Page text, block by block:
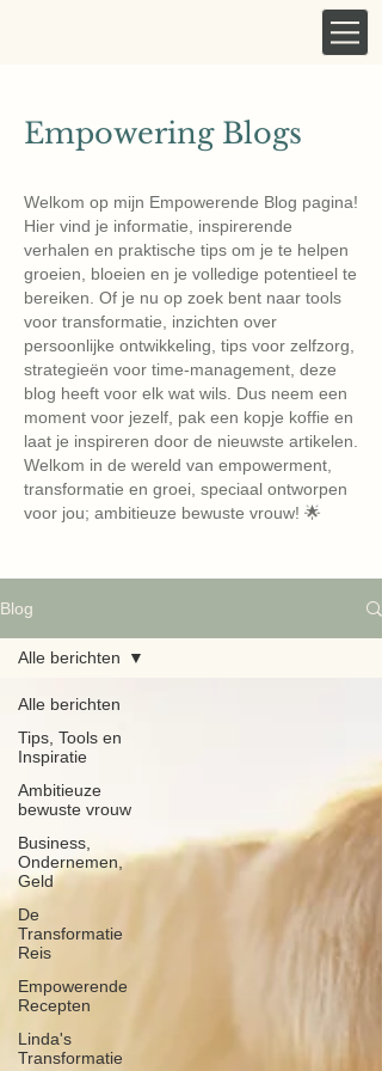
Empowering Blogs
Welkom op mijn Empowerende Blog pagina!
Hier vind je informatie, inspirerende
verhalen en praktische tips om je te helpen
groeien, bloeien en je volledige potentieel te
bereiken. Of je nu op zoek bent naar tools
voor transformatie, inzichten over
persoonlijke ontwikkeling, tips voor zelfzorg,
strategieën voor time-management, deze
blog heeft voor elk wat wils. Dus neem een ​​
moment voor jezelf, pak een kopje koffie en
laat je inspireren door de nieuwste artikelen.
Welkom in de wereld van empowerment,
transformatie en groei, speciaal ontworpen
voor jou; ambitieuze bewuste vrouw! 🌟
Blog
Alle berichten
Tips, Tools en
Inspiratie
Ambitieuze
bewuste vrouw
Business,
Ondernemen,
Geld
De
Transformatie
Reis
Empowerende
Recepten
Linda's
Transformatie
Alle berichten